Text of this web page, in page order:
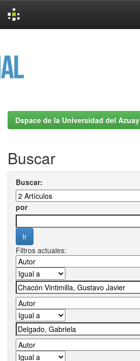
Dspace de la Universidad del Azuay
Buscar
Buscar:
por
Filtros actuales: